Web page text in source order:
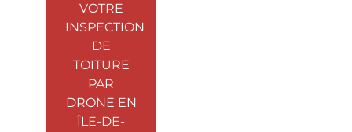
VOTRE
INSPECTION
DE
TOITURE
PAR
DRONE EN
ÎLE-DE-